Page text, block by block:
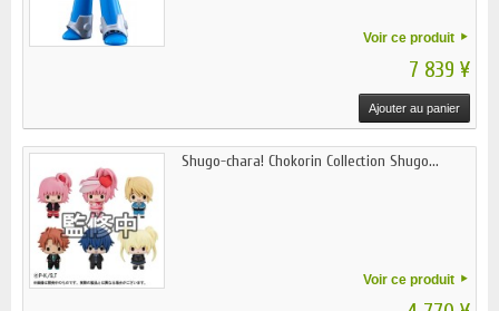
Voir ce produit
7 839 ¥
Ajouter au panier
Shugo-chara! Chokorin Collection Shugo...
Voir ce produit